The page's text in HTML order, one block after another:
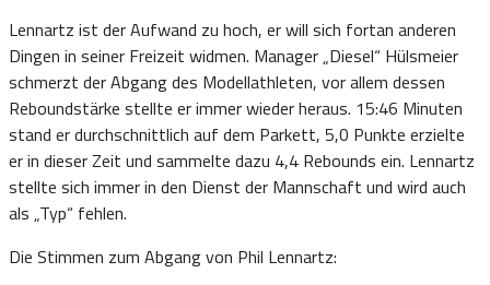
Lennartz ist der Aufwand zu hoch, er will sich fortan anderen
Dingen in seiner Freizeit widmen. Manager „Diesel“ Hülsmeier
schmerzt der Abgang des Modellathleten, vor allem dessen
Reboundstärke stellte er immer wieder heraus. 15:46 Minuten
stand er durchschnittlich auf dem Parkett, 5,0 Punkte erzielte
er in dieser Zeit und sammelte dazu 4,4 Rebounds ein. Lennartz
stellte sich immer in den Dienst der Mannschaft und wird auch
als „Typ“ fehlen.
Die Stimmen zum Abgang von Phil Lennartz: